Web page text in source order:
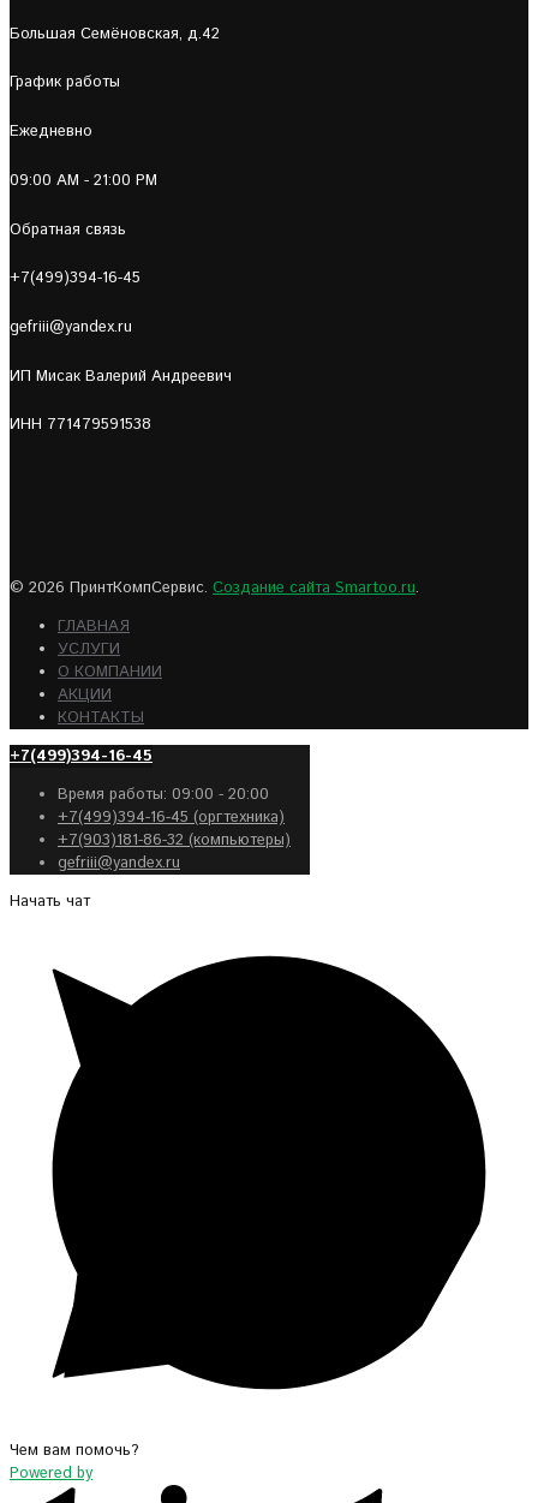
Большая Семёновская, д.42
График работы
Ежедневно
09:00 AM - 21:00 PM
Обратная связь
+7(499)394-16-45
gefriii@yandex.ru
ИП Мисак Валерий Андреевич
ИНН 771479591538
© 2026 ПринтКомпСервис. Создание сайта Smartoo.ru.
ГЛАВНАЯ
УСЛУГИ
О КОМПАНИИ
АКЦИИ
КОНТАКТЫ
+7(499)394-16-45
Время работы: 09:00 - 20:00
+7(499)394-16-45 (оргтехника)
+7(903)181-86-32 (компьютеры)
gefriii@yandex.ru
Начать чат
Чем вам помочь?
Powered by